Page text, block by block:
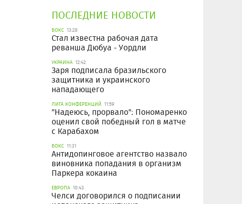
ПОСЛЕДНИЕ НОВОСТИ
БОКС 13:28
Стал известна рабочая дата
реванша Дюбуа - Уордли
УКРАИНА 12:42
Заря подписала бразильского
защитника и украинского
нападающего
ЛИГА КОНФЕРЕНЦИЙ 11:59
"Надеюсь, прорвало": Пономаренко
оценил свой победный гол в матче
с Карабахом
БОКС 11:31
Антидопинговое агентство назвало
виновника попадания в организм
Паркера кокаина
ЕВРОПА 10:43
Челси договорился о подписании